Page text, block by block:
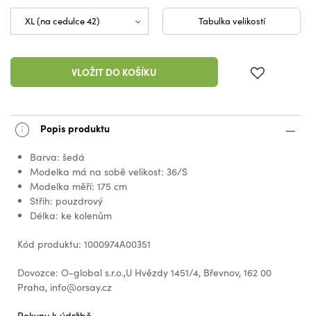
Tabulka velikostí
VLOŽIT DO KOŠÍKU
Popis produktu
Barva: šedá
Modelka má na sobě velikost: 36/S
Modelka měří: 175 cm
Střih: pouzdrový
Délka: ke kolenům
Kód produktu: 1000974A00351
Dovozce: O-global s.r.o.,U Hvězdy 1451/4, Břevnov, 162 00
Praha, info@orsay.cz